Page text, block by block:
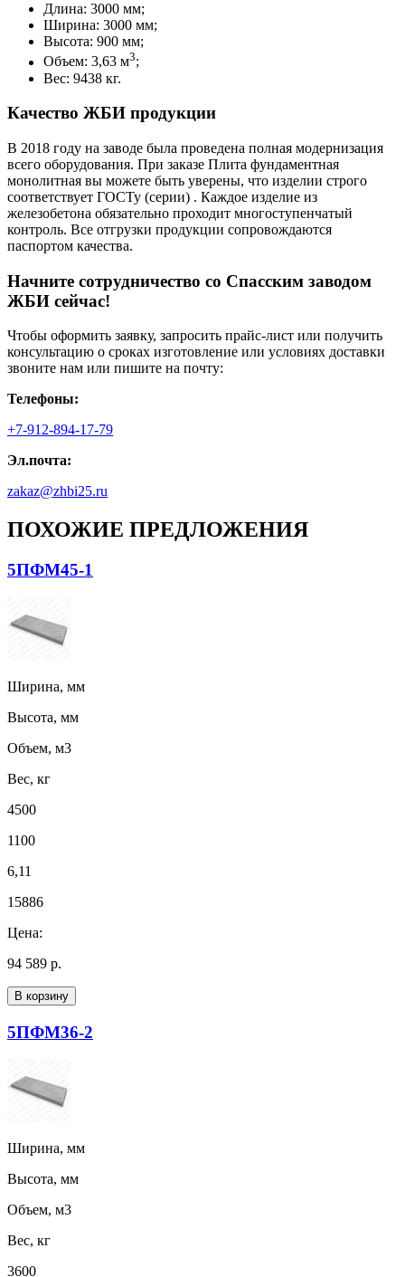
Длина: 3000 мм;
Ширина: 3000 мм;
Высота: 900 мм;
Объем: 3,63 м3;
Вес: 9438 кг.
Качество ЖБИ продукции
В 2018 году на заводе была проведена полная модернизация
всего оборудования. При заказе Плита фундаментная
монолитная вы можете быть уверены, что изделии строго
соответствует ГОСТу (серии) . Каждое изделие из
железобетона обязательно проходит многоступенчатый
контроль. Все отгрузки продукции сопровождаются
паспортом качества.
Начните сотрудничество со Cпасским заводом
ЖБИ сейчас!
Чтобы оформить заявку, запросить прайс-лист или получить
консультацию о сроках изготовление или условиях доставки
звоните нам или пишите на почту:
Телефоны:
+7-912-894-17-79
Эл.почта:
zakaz@zhbi25.ru
ПОХОЖИЕ ПРЕДЛОЖЕНИЯ
5ПФМ45-1
Ширина, мм
Высота, мм
Объем, м3
Вес, кг
4500
1100
6,11
15886
Цена:
94 589 р.
В корзину
5ПФМ36-2
Ширина, мм
Высота, мм
Объем, м3
Вес, кг
3600